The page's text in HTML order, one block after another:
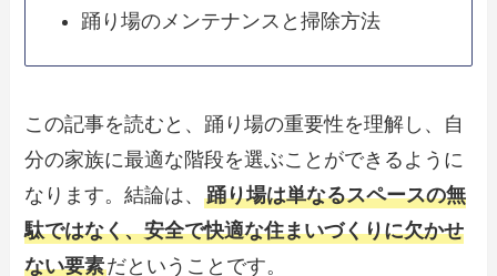
踊り場のメンテナンスと掃除方法
この記事を読むと、踊り場の重要性を理解し、自
分の家族に最適な階段を選ぶことができるように
なります。結論は、踊り場は単なるスペースの無
駄ではなく、安全で快適な住まいづくりに欠かせ
ない要素だということです。